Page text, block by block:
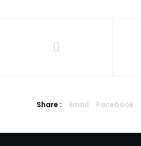
Share : Email Facebook